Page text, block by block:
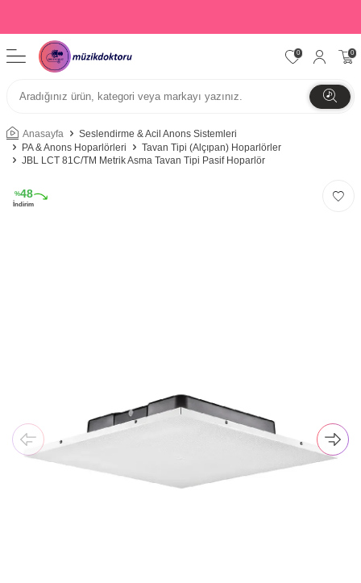
0 0
Anasayfa
Seslendirme & Acil Anons Sistemleri
PA & Anons Hoparlörleri
Tavan Tipi (Alçıpan) Hoparlörler
JBL LCT 81C/TM Metrik Asma Tavan Tipi Pasif Hoparlör
%48
İndirim